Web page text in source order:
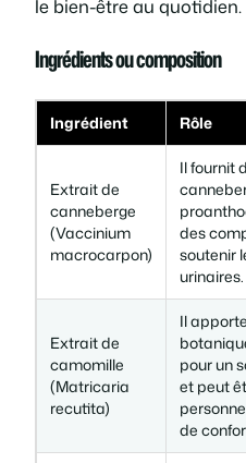
le bien-être au quotidien.
Ingrédients ou composition
Ingrédient Rôle
Extrait de
canneberge
(Vaccinium
macrocarpon)
Il fournit
des
soutenir
urinaires.
Extrait de
camomille
(Matricaria
recutita)
Il
pour un
et peut
de